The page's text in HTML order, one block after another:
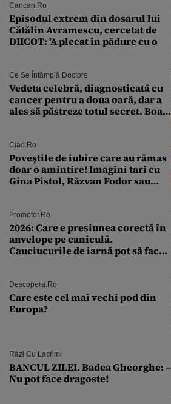
Cancan.ro
Episodul extrem din dosarul lui
Cătălin Avramescu, cercetat de
DIICOT: 'A plecat în pădure cu o
Ce Se Întâmplă Doctore
Vedeta celebră, diagnosticată cu
cancer pentru a doua oară, dar a
ales să păstreze totul secret. Boala
Ciao.ro
Poveştile de iubire care au rămas
doar o amintire! Imagini tari cu
Gina Pistol, Răzvan Fodor sau
Promotor.ro
2026: Care e presiunea corectă în
anvelope pe caniculă.
Cauciucurile de iarnă pot să facă
Descopera.ro
Care este cel mai vechi pod din
Europa?
Râzi Cu Lacrimi
BANCUL ZILEI. Badea Gheorghe: –
Nu pot face dragoste!